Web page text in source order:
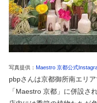
写真提供： Maestro 京都公式
pbpさんは京都御所南エリ
「Maestro 京都」に併設さ